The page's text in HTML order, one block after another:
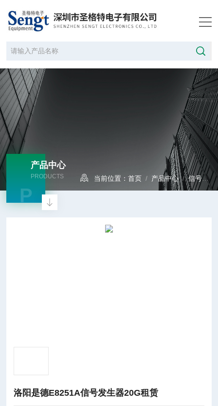
产品中心
PRODUCTS
P
当前位置：首页 / 产品中心/信号发生器
洛阳是德E8251A信号发生器20G租赁